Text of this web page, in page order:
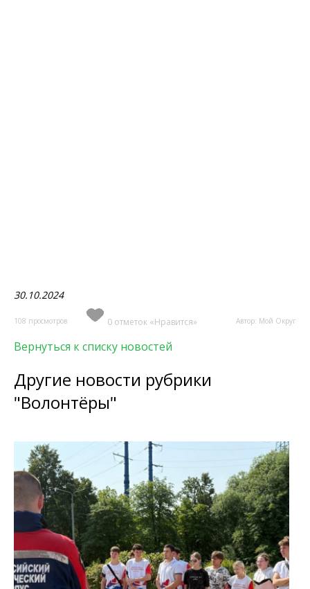
30.10.2024
108 просмотров 0 отметок «Нравится» Автор: Мой Округ
Вернуться к списку новостей
Другие новости рубрики
"Волонтёры"